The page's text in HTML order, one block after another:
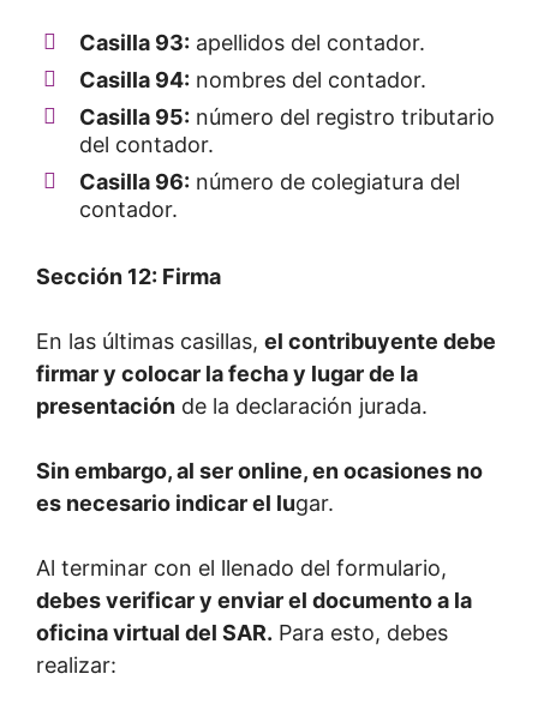
Casilla 93: apellidos del contador.
Casilla 94: nombres del contador.
Casilla 95: número del registro tributario
del contador.
Casilla 96: número de colegiatura del
contador.
Sección 12: Firma
En las últimas casillas, el contribuyente debe
firmar y colocar la fecha y lugar de la
presentación de la declaración jurada.
Sin embargo, al ser online, en ocasiones no
es necesario indicar el lugar.
Al terminar con el llenado del formulario,
debes verificar y enviar el documento a la
oficina virtual del SAR. Para esto, debes
realizar: